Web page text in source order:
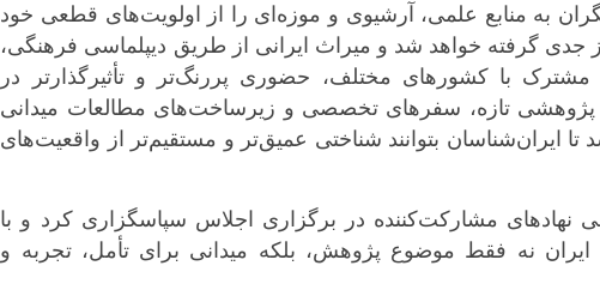
به منابع علمی، آرشیوی و موزه‌ای را از اولویت‌های قطعی خود
جدی گرفته خواهد شد و میراث ایرانی از طریق دیپلماسی فرهنگی،
مشترک با کشورهای مختلف، حضوری پررنگ‌تر و تأثیرگذارتر در
تازه، سفرهای تخصصی و زیرساخت‌های مطالعات میدانی
ایران‌شناسان بتوانند شناختی عمیق‌تر و مستقیم‌تر از واقعیت‌های
نهادهای مشارکت‌کننده در برگزاری اجلاس سپاسگزاری کرد و با
نه فقط موضوع پژوهش، بلکه میدانی برای تأمل، تجربه و